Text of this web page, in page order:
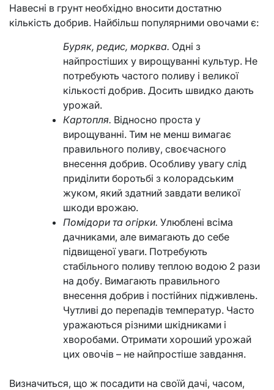
Навесні в грунт необхідно вносити достатню
кількість добрив. Найбільш популярними овочами є:
Буряк, редис, морква. Одні з
найпростіших у вирощуванні культур. Не
потребують частого поливу і великої
кількості добрив. Досить швидко дають
урожай.
Картопля. Відносно проста у
вирощуванні. Тим не менш вимагає
правильного поливу, своєчасного
внесення добрив. Особливу увагу слід
приділити боротьбі з колорадським
жуком, який здатний завдати великої
шкоди врожаю.
Помідори та огірки. Улюблені всіма
дачниками, але вимагають до себе
підвищеної уваги. Потребують
стабільного поливу теплою водою 2 рази
на добу. Вимагають правильного
внесення добрив і постійних підживлень.
Чутливі до перепадів температур. Часто
уражаються різними шкідниками і
хворобами. Отримати хороший урожай
цих овочів – не найпростіше завдання.
Визначиться, що ж посадити на своїй дачі, часом,